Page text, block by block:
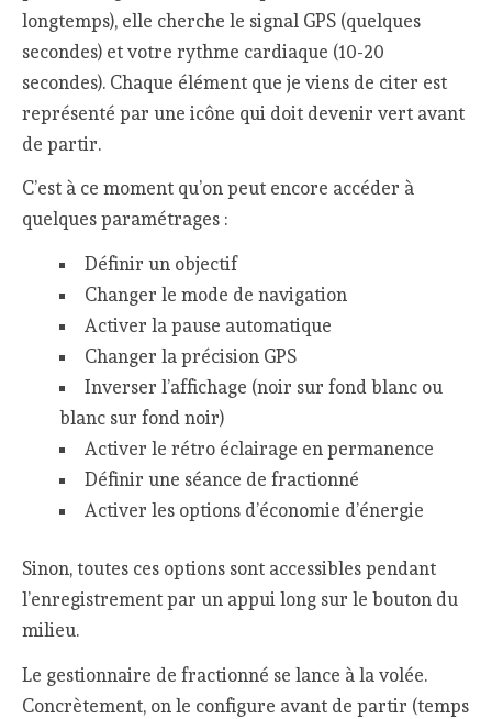
longtemps), elle cherche le signal GPS (quelques
secondes) et votre rythme cardiaque (10-20
secondes). Chaque élément que je viens de citer est
représenté par une icône qui doit devenir vert avant
de partir.
C’est à ce moment qu’on peut encore accéder à
quelques paramétrages :
Définir un objectif
Changer le mode de navigation
Activer la pause automatique
Changer la précision GPS
Inverser l’affichage (noir sur fond blanc ou
blanc sur fond noir)
Activer le rétro éclairage en permanence
Définir une séance de fractionné
Activer les options d’économie d’énergie
Sinon, toutes ces options sont accessibles pendant
l’enregistrement par un appui long sur le bouton du
milieu.
Le gestionnaire de fractionné se lance à la volée.
Concrètement, on le configure avant de partir (temps